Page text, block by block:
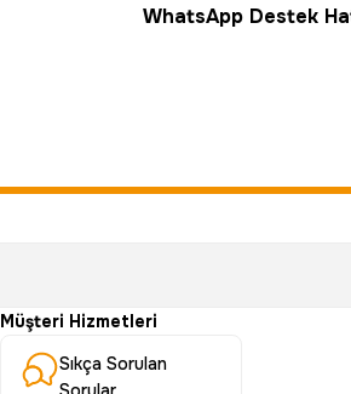
WhatsApp Destek
Müşteri Hizmetleri
Sıkça Sorulan